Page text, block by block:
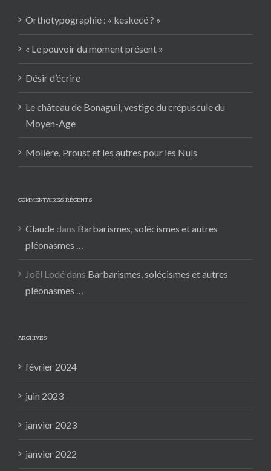
Orthotypographie : « keskecé ? »
« Le pouvoir du moment présent »
Désir d’écrire
Le château de Bonaguil, vestige du crépuscule du
Moyen-Age
Molière, Proust et les autres pour les Nuls
COMMENTAIRES RÉCENTS
Claude dans Barbarismes, solécismes et autres
pléonasmes …
Joël Lodé dans Barbarismes, solécismes et autres
pléonasmes …
ARCHIVES
février 2024
juin 2023
janvier 2023
janvier 2022